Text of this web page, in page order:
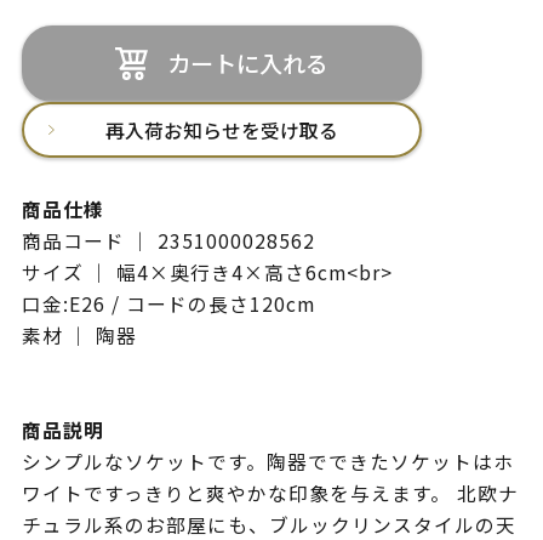
カートに入れる
再入荷お知らせを受け取る
商品仕様
商品コード ｜ 2351000028562
サイズ ｜ 幅4×奥行き4×高さ6cm<br>
口金:E26 / コードの長さ120cm
素材 ｜ 陶器
商品説明
シンプルなソケットです。陶器でできたソケットはホ
ワイトですっきりと爽やかな印象を与えます。 北欧ナ
チュラル系のお部屋にも、ブルックリンスタイルの天